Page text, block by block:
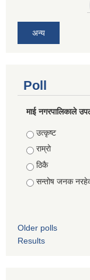
अन्य
Poll
माई नगरपालिकाले
Choices
उत्कृष्ट
राम्रो
ठिकै
सन्तोष जनक
Older polls
Results